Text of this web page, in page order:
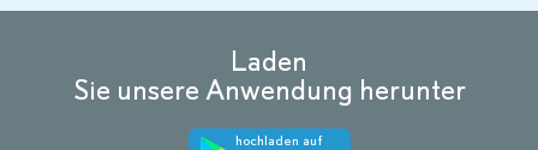
Laden
Sie unsere Anwendung herunter
hochladen auf